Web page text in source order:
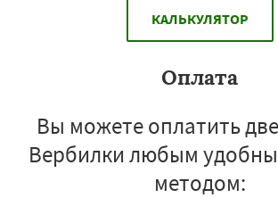
КАЛЬКУЛЯТОР
Оплата
Вы можете оплатить
Вербилки любым
методом: